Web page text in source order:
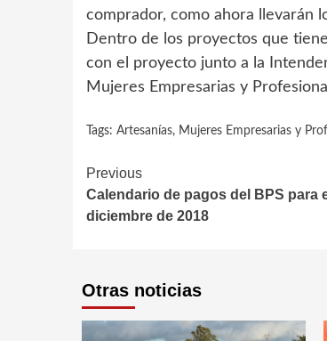
comprador, como ahora llevarán
Dentro de los proyectos que
con el proyecto junto a la
Mujeres Empresarias y
Tags: Artesanías, Mujeres Empresarias y
Continue
Reading
Previous
Calendario de pagos del BPS para
diciembre de 2018
Otras noticias